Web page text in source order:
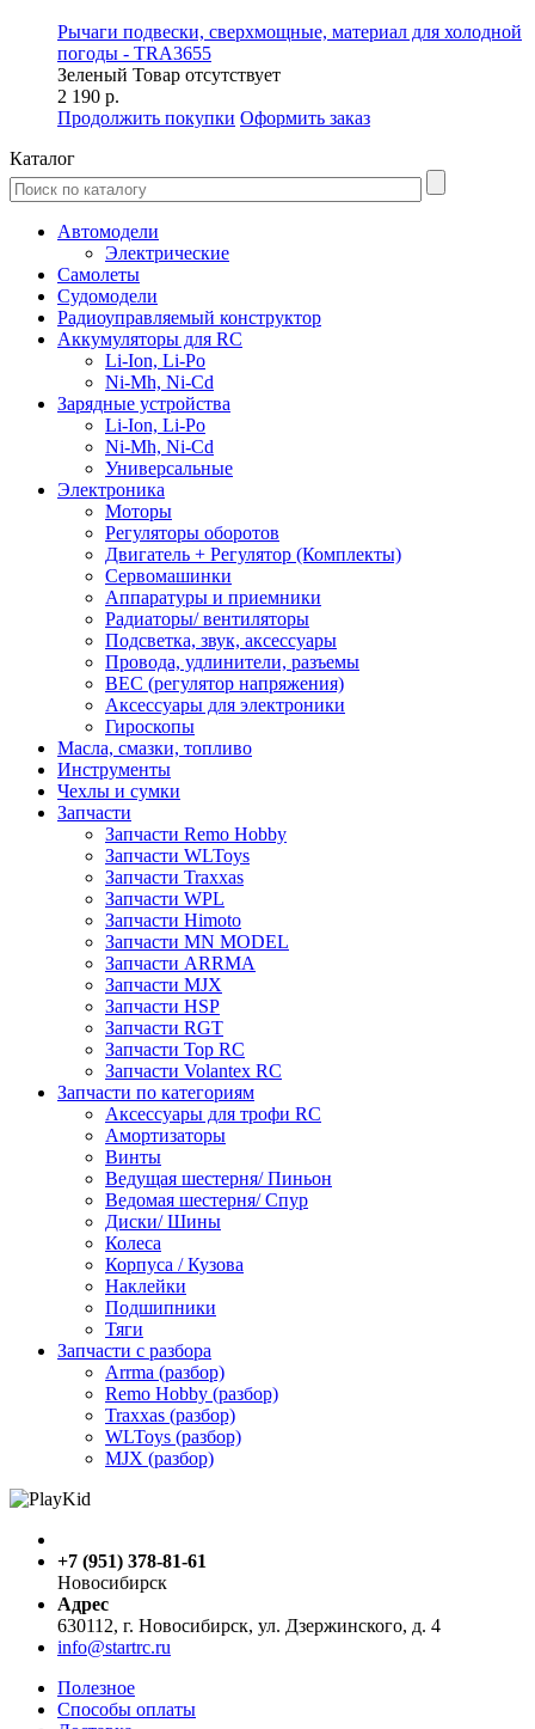
Рычаги подвески, сверхмощные, материал для холодной
погоды - TRA3655
Зеленый Товар отсутствует
2 190 р.
Продолжить покупки Оформить заказ
Каталог
Автомодели
Электрические
Самолеты
Судомодели
Радиоуправляемый конструктор
Аккумуляторы для RC
Li-Ion, Li-Po
Ni-Mh, Ni-Cd
Зарядные устройства
Li-Ion, Li-Po
Ni-Mh, Ni-Cd
Универсальные
Электроника
Моторы
Регуляторы оборотов
Двигатель + Регулятор (Комплекты)
Сервомашинки
Аппаратуры и приемники
Радиаторы/ вентиляторы
Подсветка, звук, аксессуары
Провода, удлинители, разъемы
BEC (регулятор напряжения)
Аксессуары для электроники
Гироскопы
Масла, смазки, топливо
Инструменты
Чехлы и сумки
Запчасти
Запчасти Remo Hobby
Запчасти WLToys
Запчасти Traxxas
Запчасти WPL
Запчасти Himoto
Запчасти MN MODEL
Запчасти ARRMA
Запчасти MJX
Запчасти HSP
Запчасти RGT
Запчасти Top RC
Запчасти Volantex RC
Запчасти по категориям
Аксессуары для трофи RC
Амортизаторы
Винты
Ведущая шестерня/ Пиньон
Ведомая шестерня/ Спур
Диски/ Шины
Колеса
Корпуса / Кузова
Наклейки
Подшипники
Тяги
Запчасти с разбора
Arrma (разбор)
Remo Hobby (разбор)
Traxxas (разбор)
WLToys (разбор)
MJX (разбор)
+7 (951) 378-81-61
Новосибирск
Адрес
630112, г. Новосибирск, ул. Дзержинского, д. 4
info@startrc.ru
Полезное
Способы оплаты